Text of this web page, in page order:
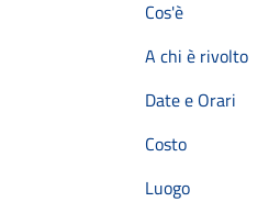
Cos'è
A chi è rivolto
Date e Orari
Costo
Luogo